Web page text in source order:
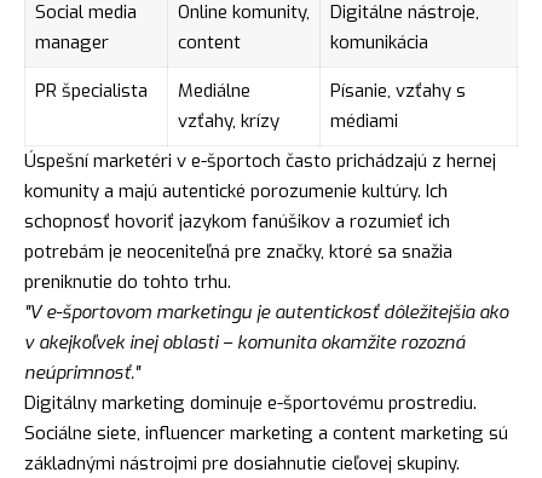
Social media
manager
Online komunity,
content
Digitálne nástroje,
komunikácia
PR špecialista
Mediálne
vzťahy, krízy
Písanie, vzťahy s
médiami
Úspešní marketéri v e-športoch často prichádzajú z hernej
komunity a majú autentické porozumenie kultúry. Ich
schopnosť hovoriť jazykom fanúšikov a rozumieť ich
potrebám je neoceniteľná pre značky, ktoré sa snažia
preniknutie do tohto trhu.
"V e-športovom marketingu je autentickosť dôležitejšia ako
v akejkoľvek inej oblasti – komunita okamžite rozozná
neúprimnosť."
Digitálny marketing dominuje e-športovému prostrediu.
Sociálne siete, influencer marketing a content marketing sú
základnými nástrojmi pre dosiahnutie cieľovej skupiny.